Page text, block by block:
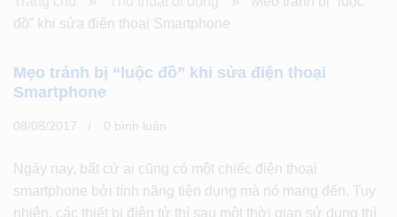
đồ” khi sửa điện thoại Smartphone
Mẹo tránh bị “luộc đồ” khi sửa điện thoại
Smartphone
08/08/2017 0 bình luân
Ngày nay, bất cứ ai cũng có một chiếc điện thoại
smartphone bởi tính năng tiện dụng mà nó mang đến. Tuy
nhiên, các thiết bị điện tử thì sau một thời gian sử dụng thì